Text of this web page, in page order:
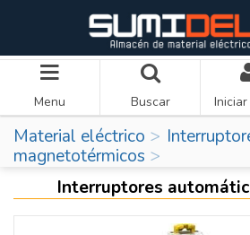
Menu Buscar
Material eléctrico
magnetotérmicos
Interruptores